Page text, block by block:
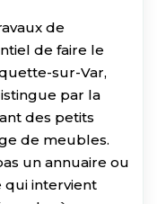
de
de faire le
sur-Var,
par la
des petits
de meubles.
un annuaire ou
qui intervient